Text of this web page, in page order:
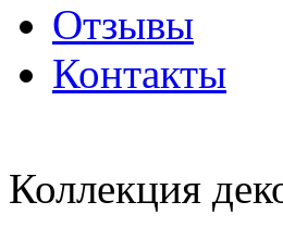
Отзывы
Контакты
Коллекция